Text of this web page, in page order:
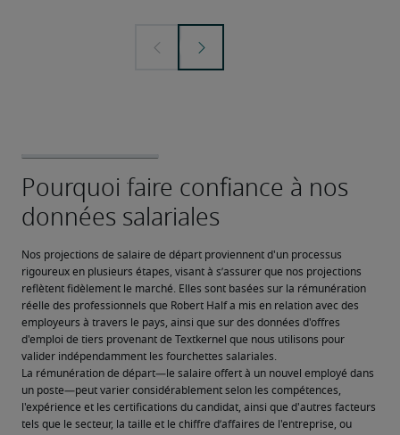
Nos projections de salaire de départ proviennent d'un processus
rigoureux en plusieurs étapes, visant à s’assurer que nos projections
reflètent fidèlement le marché. Elles sont basées sur la rémunération
réelle des professionnels que Robert Half a mis en relation avec des
employeurs à travers le pays, ainsi que sur des données d'offres
d'emploi de tiers provenant de Textkernel que nous utilisons pour
valider indépendamment les fourchettes salariales.
La rémunération de départ—le salaire offert à un nouvel employé dans
un poste—peut varier considérablement selon les compétences,
l'expérience et les certifications du candidat, ainsi que d'autres facteurs
tels que le secteur, la taille et le chiffre d’affaires de l'entreprise, ou